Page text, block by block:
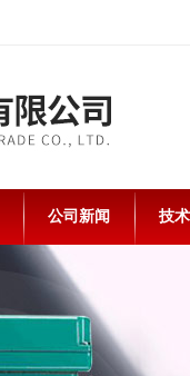
公司新闻 技